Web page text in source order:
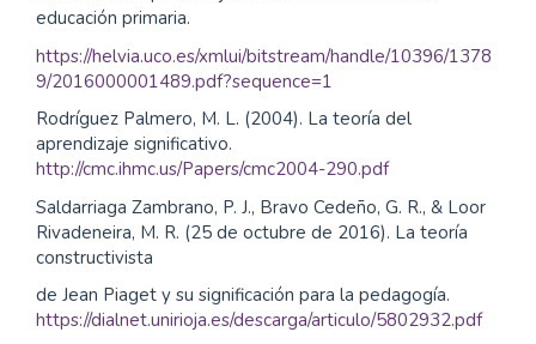
educación primaria.
https://helvia.uco.es/xmlui/bitstream/handle/10396/1378
9/2016000001489.pdf?sequence=1
Rodríguez Palmero, M. L. (2004). La teoría del
aprendizaje significativo.
http://cmc.ihmc.us/Papers/cmc2004-290.pdf
Saldarriaga Zambrano, P. J., Bravo Cedeño, G. R., & Loor
Rivadeneira, M. R. (25 de octubre de 2016). La teoría
constructivista
de Jean Piaget y su significación para la pedagogía.
https://dialnet.unirioja.es/descarga/articulo/5802932.pdf